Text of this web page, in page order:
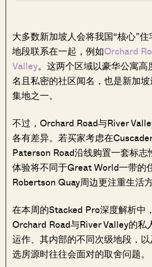
大多数新加坡人会将我国“核心”
地段联系在一起，例如Orchard
Valley。这两个区域以豪华公寓高
名且私密的社区闻名，也是新加
集地之一。
不过，Orchard Road与River
各有差异。若买家考虑在
Paterson Road沿线购置一套标志
体验将不同于Great World一带的
Robertson Quay周边更注重生活
在本周的Stacked Pro深度解析中
Orchard Road与River Valley的私
运作、其内部的不同次级地段，
选房源时往往会面对的取舍问题。